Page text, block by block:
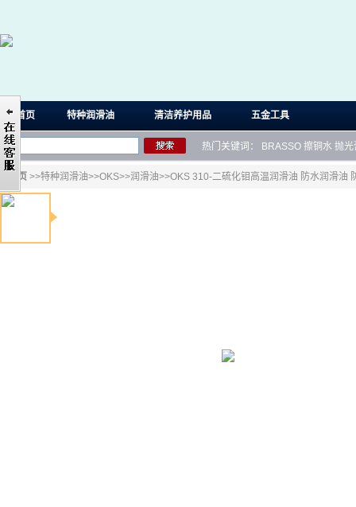
首页 特种润滑油 清洁养护用品 五金工具
热门关键词： BRASSO 擦铜水 抛光
首页 >>特种润滑油>>OKS>>润滑油>>OKS 310-二硫化钼高温润滑油 防水润滑油